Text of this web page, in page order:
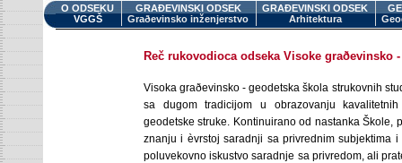
O ODSEKU
VGGŠ
GRAÐEVINSKI ODSEK
Graðevinsko inženjerstvo
GRAÐEVINSKI ODSEK
Arhitektura
Reč rukovodioca odseka Visoke graðevinsko
Visoka graðevinsko - geodetska škola strukovnih
sa dugom tradicijom u obrazovanju
geodetske struke. Kontinuirano od nastanka
znanju i èvrstoj saradnji sa privrednim subjektima
poluvekovno iskustvo saradnje sa privredom, ali